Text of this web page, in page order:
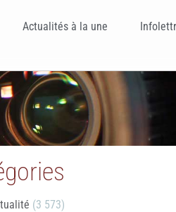
Actualités à la une
(3 573)